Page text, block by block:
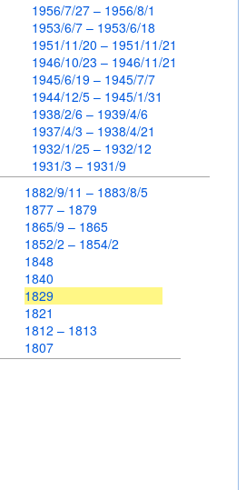
1956/7/27 – 1956/8/1
1953/6/7 – 1953/6/18
1951/11/20 – 1951/11/21
1946/10/23 – 1946/11/21
1945/6/19 – 1945/7/7
1944/12/5 – 1945/1/31
1938/2/6 – 1939/4/6
1937/4/3 – 1938/4/21
1932/1/25 – 1932/12
1931/3 – 1931/9
1882/9/11 – 1883/8/5
1877 – 1879
1865/9 – 1865
1852/2 – 1854/2
1848
1840
1829
1821
1812 – 1813
1807